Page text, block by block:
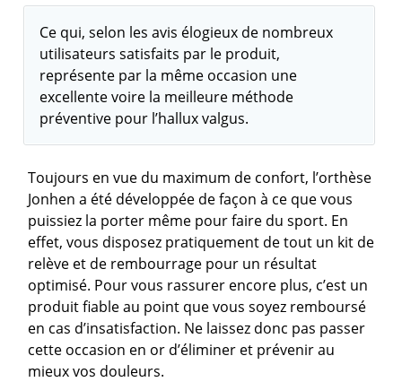
Ce qui, selon les avis élogieux de nombreux
utilisateurs satisfaits par le produit,
représente par la même occasion une
excellente voire la meilleure méthode
préventive pour l’hallux valgus.
Toujours en vue du maximum de confort, l’orthèse
Jonhen a été développée de façon à ce que vous
puissiez la porter même pour faire du sport. En
effet, vous disposez pratiquement de tout un kit de
relève et de rembourrage pour un résultat
optimisé. Pour vous rassurer encore plus, c’est un
produit fiable au point que vous soyez remboursé
en cas d’insatisfaction. Ne laissez donc pas passer
cette occasion en or d’éliminer et prévenir au
mieux vos douleurs.